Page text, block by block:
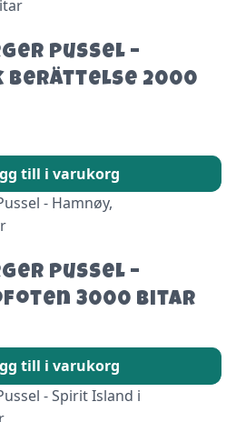
Pussel –
berättelse 2000
till i varukorg
Pussel –
3000 bitar
till i varukorg